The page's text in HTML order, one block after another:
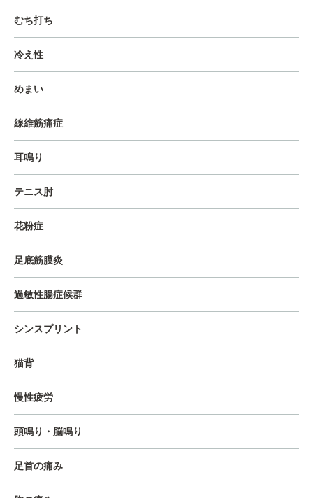
むち打ち
冷え性
めまい
線維筋痛症
耳鳴り
テニス肘
花粉症
足底筋膜炎
過敏性腸症候群
シンスプリント
猫背
慢性疲労
頭鳴り・脳鳴り
足首の痛み